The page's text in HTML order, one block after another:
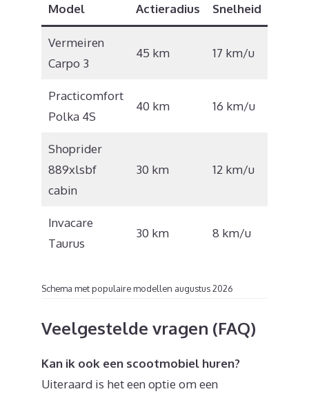
Model Actieradius Snelheid
Vermeiren
Carpo 3
45 km 17 km/u
Practicomfort
Polka 4S
40 km 16 km/u
Shoprider
889xlsbf
cabin
30 km 12 km/u
Invacare
Taurus
30 km 8 km/u
Schema met populaire modellen augustus 2026
Veelgestelde vragen (FAQ)
Kan ik ook een scootmobiel huren?
Uiteraard is het een optie om een